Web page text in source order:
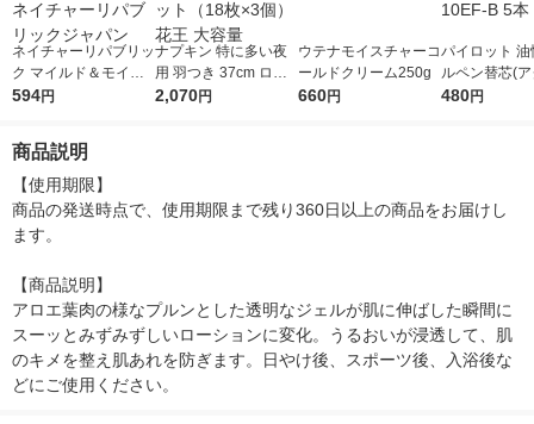
ネイチャーリパブリッ
ク マイルド＆モイス
チャー アロエジェル
594円
ナプキン 特に多い夜
用 羽つき 37cm ロリ
エ 朝までブロック370
2,070円
ウテナモイスチャーコ
ールドクリーム250g
660円
パイロット 油
ルペン替芯(
ンク) 0.5mm
480円
商品説明
【使用期限】
商品の発送時点で、使用期限まで残り360日以上の商品をお届けし
ます。
【商品説明】
アロエ葉肉の様なプルンとした透明なジェルが肌に伸ばした瞬間に
スーッとみずみずしいローションに変化。うるおいが浸透して、肌
のキメを整え肌あれを防ぎます。日やけ後、スポーツ後、入浴後な
どにご使用ください。